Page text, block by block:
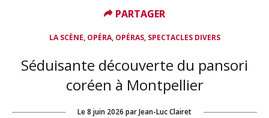
LA SCÈNE, OPÉRA, OPÉRAS, SPECTACLES DIVERS
Séduisante découverte du pansori
coréen à Montpellier
Le8 juin 2026 parJean-Luc Clairet
PARTAGER
PARTAGER